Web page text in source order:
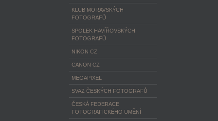
KLUB MORAVSKÝCH
FOTOGRAFŮ
SPOLEK HAVÍŘOVSKÝCH
FOTOGRAFŮ
NIKON CZ
CANON CZ
MEGAPIXEL
SVAZ ČESKÝCH FOTOGRAFŮ
ČESKÁ FEDERACE
FOTOGRAFICKÉHO UMĚNÍ